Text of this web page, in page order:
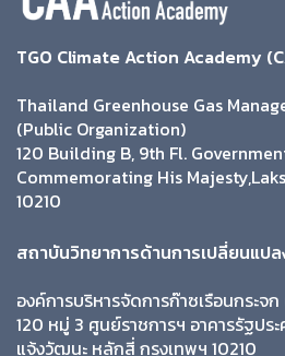
TGO Climate Action Academy
Thailand Greenhouse Gas
(Public Organization)
120 Building B, 9th Fl.
Commemorating His
10210
สถาบันวิทยาการด้านการเปลี่ยนแป
องค์การบริหารจัดการก๊าซเรือนกระจ
120 หมู่ 3 ศูนย์ราชการฯ อาคารรัฐป
แจ้งวัฒนะ หลักสี่ กรุงเทพฯ 10210